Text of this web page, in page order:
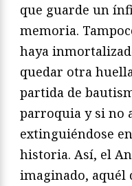
que guarde un
memoria.
haya
quedar otra
partida de
parroquia y si no
extinguiéndose
historia. Así, el
imaginado, aquél